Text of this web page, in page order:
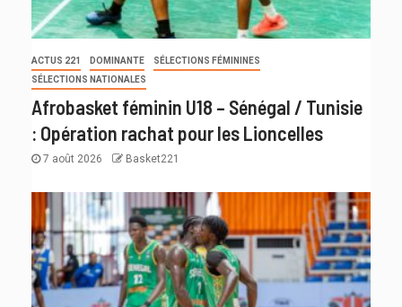
ACTUS 221 DOMINANTE
SÉLECTIONS FÉMININES
SÉLECTIONS NATIONALES
Afrobasket féminin U18 – Sénégal / Tunisie
: Opération rachat pour les Lioncelles
7 août 2026 Basket221